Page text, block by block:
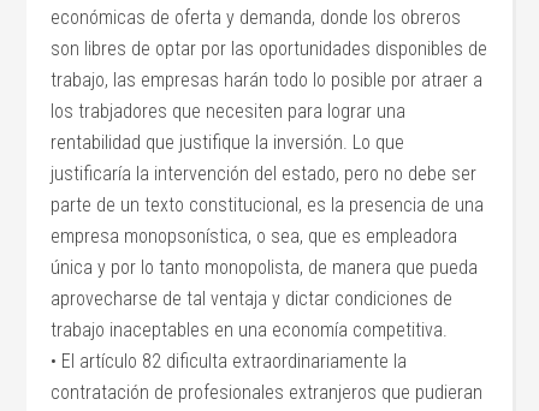
económicas de oferta y demanda, donde los obreros
son libres de optar por las oportunidades disponibles de
trabajo, las empresas harán todo lo posible por atraer a
los trabjadores que necesiten para lograr una
rentabilidad que justifique la inversión. Lo que
justificaría la intervención del estado, pero no debe ser
parte de un texto constitucional, es la presencia de una
empresa monopsonística, o sea, que es empleadora
única y por lo tanto monopolista, de manera que pueda
aprovecharse de tal ventaja y dictar condiciones de
trabajo inaceptables en una economía competitiva.
• El artículo 82 dificulta extraordinariamente la
contratación de profesionales extranjeros que pudieran